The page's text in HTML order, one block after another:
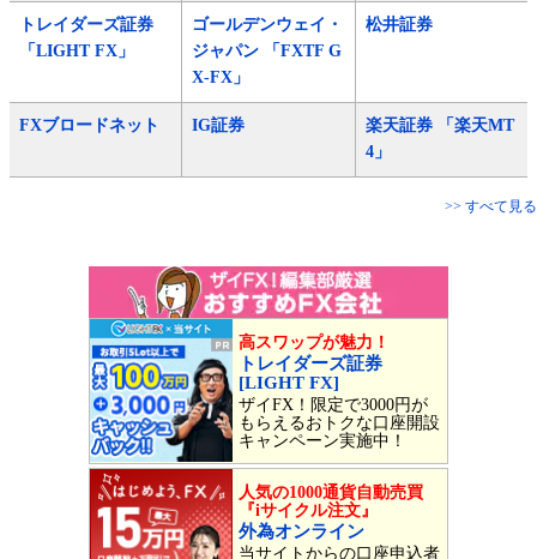
トレイダーズ証券
「LIGHT FX」
ゴールデンウェイ・
ジャパン 「FXTF G
X-FX」
松井証券
FXブロードネット IG証券
楽天証券 「楽天MT
4」
>> すべて見る
高スワップが魅力！
トレイダーズ証券
[LIGHT FX]
ザイFX！限定で3000円が
もらえるおトクな口座開設
キャンペーン実施中！
人気の1000通貨自動売買
『iサイクル注文』
外為オンライン
当サイトからの口座申込者